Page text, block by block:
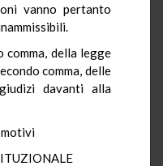
vanno pertanto
della legge
comma, delle
davanti alla